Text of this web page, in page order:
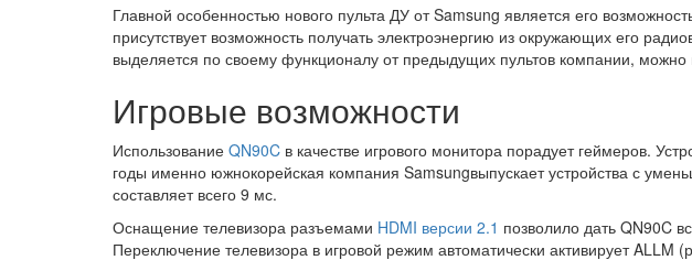
Главной особенностью нового пульта ДУ от Samsung является его
присутствует возможность получать электроэнергию из окружающих его
выделяется по своему функционалу от предыдущих пультов компании,
Игровые возможности
Использование QN90C в качестве игрового монитора порадует геймеров.
годы именно южнокорейская компания Samsungвыпускает устройства с
составляет всего 9 мс.
Оснащение телевизора разъемами HDMI версии 2.1 позволило дать QN90C
Переключение телевизора в игровой режим автоматически активирует